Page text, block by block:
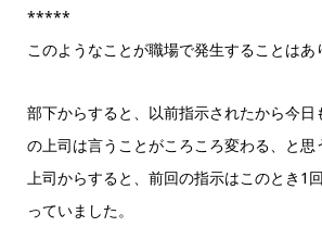
*****
このようなことが職場で発生することはあ
部下からすると、以前指示されたから今日
の上司は言うことがころころ変わる、と思
上司からすると、前回の指示はこのとき1
っていました。